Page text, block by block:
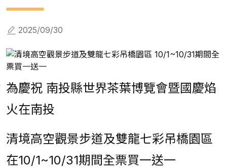
2025/09/30
為慶祝 南投縣世界茶葉博覽會暨國慶焰
火在南投
清境高空觀景步道及雙龍七彩吊橋園區
在10/1~10/31期間全票買一送一